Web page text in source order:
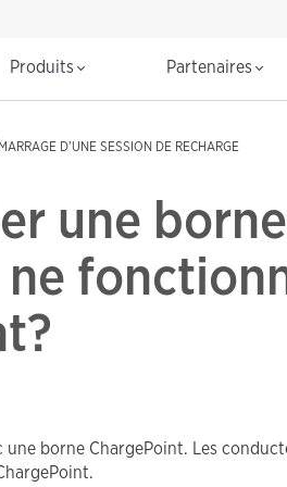
Produits Partenaires
D’UNE SESSION DE RECHARGE
une borne
borne ChargePoint. Les